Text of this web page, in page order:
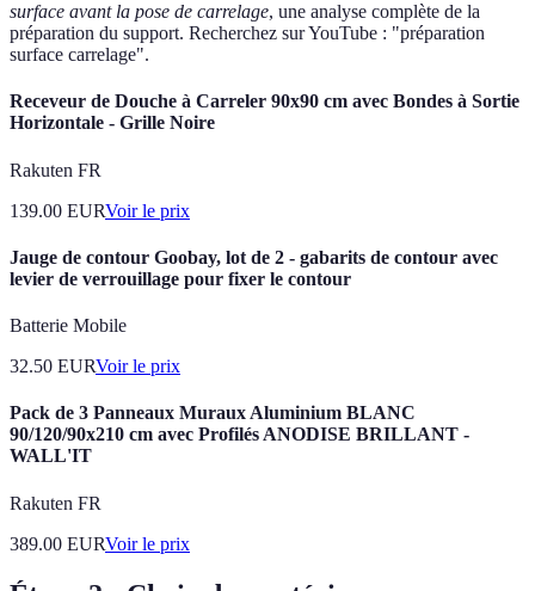
surface avant la pose de carrelage, une analyse complète de la
préparation du support. Recherchez sur YouTube : "préparation
surface carrelage".
Receveur de Douche à Carreler 90x90 cm avec Bondes à Sortie
Horizontale - Grille Noire
Rakuten FR
139.00 EURVoir le prix
Jauge de contour Goobay, lot de 2 - gabarits de contour avec
levier de verrouillage pour fixer le contour
Batterie Mobile
32.50 EURVoir le prix
Pack de 3 Panneaux Muraux Aluminium BLANC
90/120/90x210 cm avec Profilés ANODISE BRILLANT -
WALL'IT
Rakuten FR
389.00 EURVoir le prix